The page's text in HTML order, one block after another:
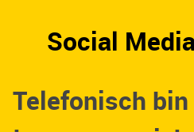
Social
Telefonisch